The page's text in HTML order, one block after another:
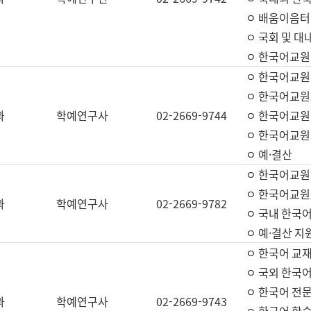
ㅇ 배움이음
ㅇ 국회 및 대
ㅇ 한국어교
학예연구사 02-2669-9744
ㅇ 한국어교
ㅇ 한국어교
ㅇ 한국어교
ㅇ 한국어교
ㅇ 예·결산
학예연구사 02-2669-9782
ㅇ 한국어교
ㅇ 한국어교
ㅇ 국내 한국
ㅇ 예·결산
학예연구사 02-2669-9743
ㅇ 한국어 교
ㅇ 국외 한국
ㅇ 한국어 전